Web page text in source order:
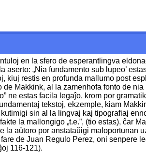
en la sfero de esperantlingva
„Nia fundamento sub lupeo’
kiuj restis en profunda mallumo post
Makkink, al la zamenhofa fonto de
ne estas facila legaĵo, krom por
tekstoj, ekzemple, kiam
sin al la lingvaj kaj tipografiaj
la mallongigo „t.e.”, (tio estas), ĉar
la aŭtoro por anstataŭigi maloportunan
de Juan Regulo Perez, oni senpere
116-121).